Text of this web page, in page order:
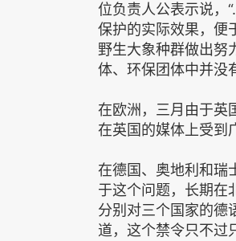
位负责人公表示说，
保护的实际效果，便
野生大象种群做出努
体、环保团体中并没
在欧洲，三月由于英
在英国的媒体上受到
在德国、奥地利和瑞
于这个问题，长期在
分别对三个国家的德
道，这个禁令只不过